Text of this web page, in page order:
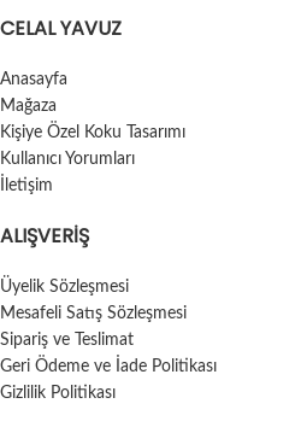
CELAL YAVUZ
Anasayfa
Mağaza
Kişiye Özel Koku Tasarımı
Kullanıcı Yorumları
İletişim
ALIŞVERIŞ
Üyelik Sözleşmesi
Mesafeli Satış Sözleşmesi
Sipariş ve Teslimat
Geri Ödeme ve İade Politikası
Gizlilik Politikası